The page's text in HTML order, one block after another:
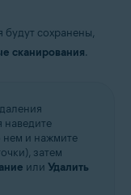
сохранены,
сканирования.
наведите
нем и нажмите
затем
или Удалить